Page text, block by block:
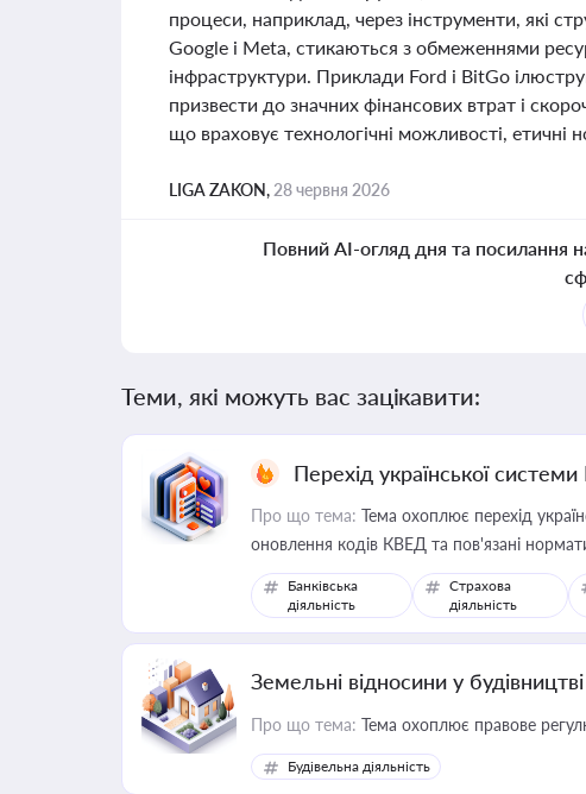
процеси, наприклад, через інструменти, які
Google і Meta, стикаються з обмеженнями
інфраструктури. Приклади Ford і BitGo
призвести до значних фінансових втрат і
що враховує технологічні можливості, етичні
LIGA ZAKON, 28 червня 2026
Повний AI-огляд дня та посилання
Теми, які можуть вас зацікавити:
Перехід української
Про що тема: Тема охоплює перехід
оновлення кодів КВЕД та пов'язані
Банківська
діяльність
Страхова
діяльність
Земельні відносини у будівництві
Про що тема: Тема охоплює правове
Будівельна діяльність